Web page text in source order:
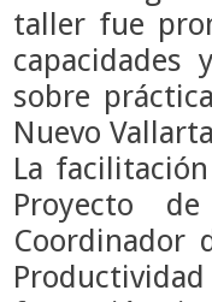
taller fue
capacidades
sobre
Nuevo
La
Proyecto
Coordinador